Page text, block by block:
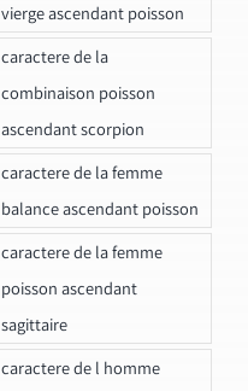
vierge ascendant poisson
caractere de la
combinaison poisson
ascendant scorpion
caractere de la femme
balance ascendant poisson
caractere de la femme
poisson ascendant
sagittaire
caractere de l homme